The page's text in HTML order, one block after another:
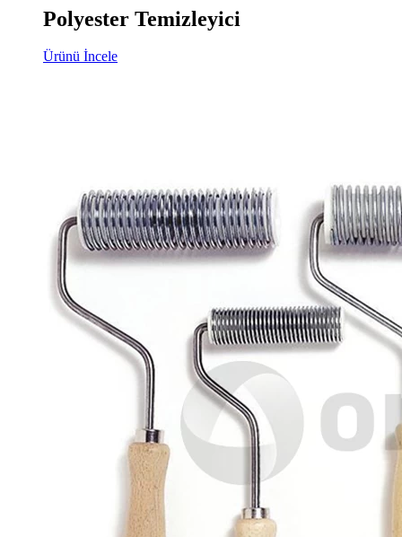
Polyester Temizleyici
Ürünü İncele